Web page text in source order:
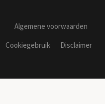
Algemene voorwaarden
Cookiegebruik
Disclaimer